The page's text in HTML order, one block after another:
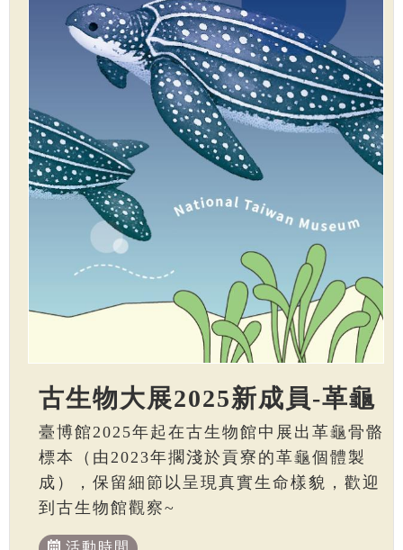
古生物大展2025新成員-革龜
臺博館2025年起在古生物館中展出革龜骨骼
標本（由2023年擱淺於貢寮的革龜個體製
成），保留細節以呈現真實生命樣貌，歡迎
到古生物館觀察~